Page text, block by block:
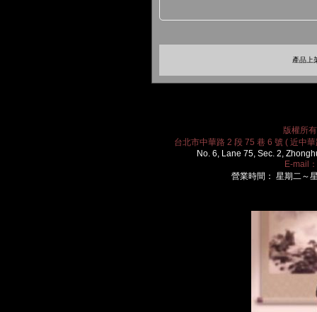
產品上
版權所
台北市中華路 2 段 75 巷 6 號 ( 近中
No. 6, Lane 75, Sec. 2,
E-mail：
營業時間： 星期二～